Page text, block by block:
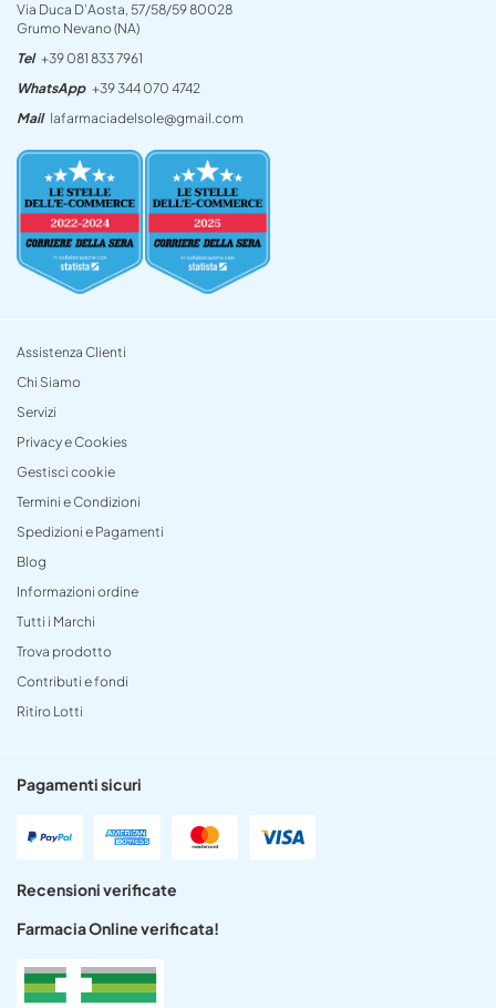
Via Duca D’Aosta, 57/58/59 80028
Grumo Nevano (NA)
Tel +39 081 833 7961
WhatsApp +39 344 070 4742
Mail lafarmaciadelsole@gmail.com
Assistenza Clienti
Chi Siamo
Servizi
Privacy e Cookies
Gestisci cookie
Termini e Condizioni
Spedizioni e Pagamenti
Blog
Informazioni ordine
Tutti i Marchi
Trova prodotto
Contributi e fondi
Ritiro Lotti
Pagamenti sicuri
Recensioni verificate
Farmacia Online verificata!